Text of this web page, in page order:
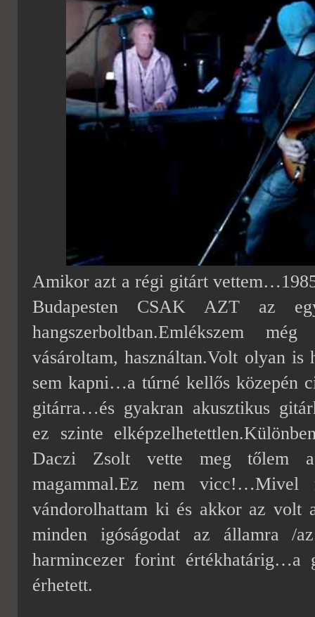
Amikor azt a régi gitárt
Budapesten CSAK AZT az
hangszerboltban.Emlékszem
vásároltam, használtan.Volt olyan
sem kapni…a túrné kellős közepén
gitárra…és gyakran akusztikus
ez szinte
Daczi Zsolt vette meg tőlem
magammal.Ez nem vicc!…Mivel
vándorolhattam ki és akkor az volt
minden igóságodat az államra /
harmincezer forint értékhatárig…a
érhetett.